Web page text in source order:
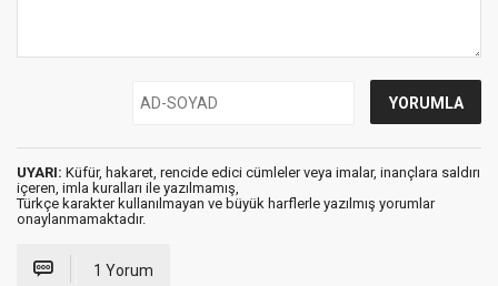
UYARI: Küfür, hakaret, rencide edici cümleler veya imalar, inançlara saldırı
içeren, imla kuralları ile yazılmamış,
Türkçe karakter kullanılmayan ve büyük harflerle yazılmış yorumlar
onaylanmamaktadır.
1 Yorum